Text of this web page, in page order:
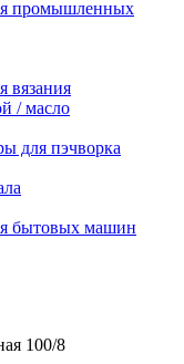
промышленных
вязания
/ масло
для пэчворка
бытовых машин
100/8